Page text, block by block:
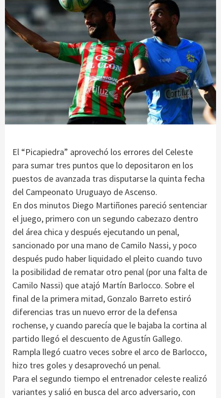
El “Picapiedra” aprovechó los errores del Celeste
para sumar tres puntos que lo depositaron en los
puestos de avanzada tras disputarse la quinta fecha
del Campeonato Uruguayo de Ascenso.
En dos minutos Diego Martiñones pareció sentenciar
el juego, primero con un segundo cabezazo dentro
del área chica y después ejecutando un penal,
sancionado por una mano de Camilo Nassi, y poco
después pudo haber liquidado el pleito cuando tuvo
la posibilidad de rematar otro penal (por una falta de
Camilo Nassi) que atajó Martín Barlocco. Sobre el
final de la primera mitad, Gonzalo Barreto estiró
diferencias tras un nuevo error de la defensa
rochense, y cuando parecía que le bajaba la cortina al
partido llegó el descuento de Agustín Gallego.
Rampla llegó cuatro veces sobre el arco de Barlocco,
hizo tres goles y desaprovechó un penal.
Para el segundo tiempo el entrenador celeste realizó
variantes y salió en busca del arco adversario, con